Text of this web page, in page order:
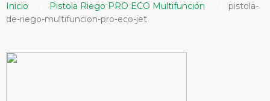
Inicio Pistola Riego PRO ECO Multifunción
pistola-
de-riego-multifuncion-pro-eco-jet